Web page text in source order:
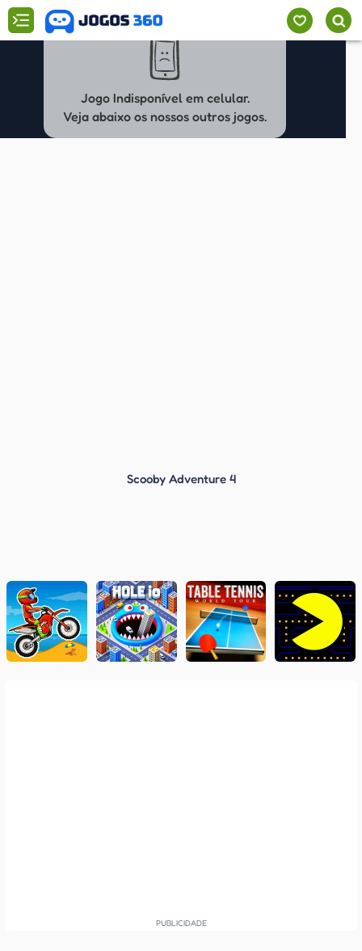
Jogo Indisponível em celular.
Veja abaixo os nossos outros jogos.
Scooby Adventure 4